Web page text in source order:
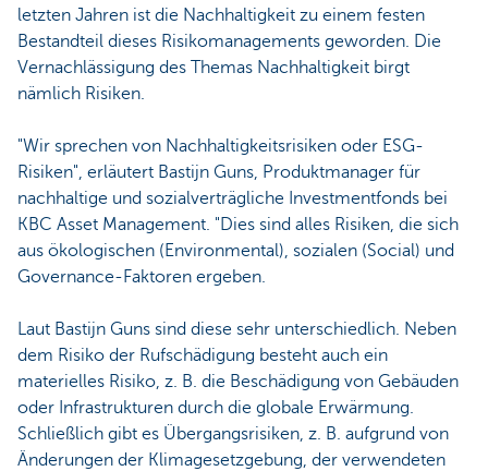
letzten Jahren ist die Nachhaltigkeit zu einem festen
Bestandteil dieses Risikomanagements geworden. Die
Vernachlässigung des Themas Nachhaltigkeit birgt
nämlich Risiken.
"Wir sprechen von Nachhaltigkeitsrisiken oder ESG-
Risiken", erläutert Bastijn Guns, Produktmanager für
nachhaltige und sozialverträgliche Investmentfonds bei
KBC Asset Management. "Dies sind alles Risiken, die sich
aus ökologischen (Environmental), sozialen (Social) und
Governance-Faktoren ergeben.
Laut Bastijn Guns sind diese sehr unterschiedlich. Neben
dem Risiko der Rufschädigung besteht auch ein
materielles Risiko, z. B. die Beschädigung von Gebäuden
oder Infrastrukturen durch die globale Erwärmung.
Schließlich gibt es Übergangsrisiken, z. B. aufgrund von
Änderungen der Klimagesetzgebung, der verwendeten